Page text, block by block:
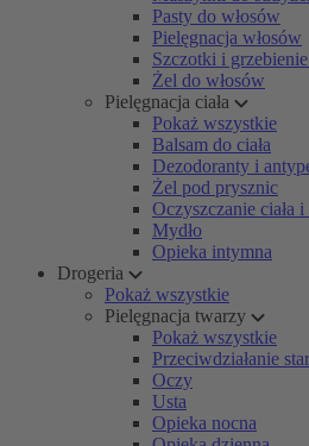
Pasty do włosów
Pielęgnacja włosów
Szczotki i
Żel do włosów
Pielęgnacja ciała
Pokaż wszystkie
Balsam do ciała
Dezodoranty i
Żel pod prysznic
Oczyszczanie ciała
Mydło
Opieka intymna
Drogeria
Pokaż wszystkie
Pielęgnacja twarzy
Pokaż wszystkie
Przeciwdziałanie
Oczy
Usta
Opieka nocna